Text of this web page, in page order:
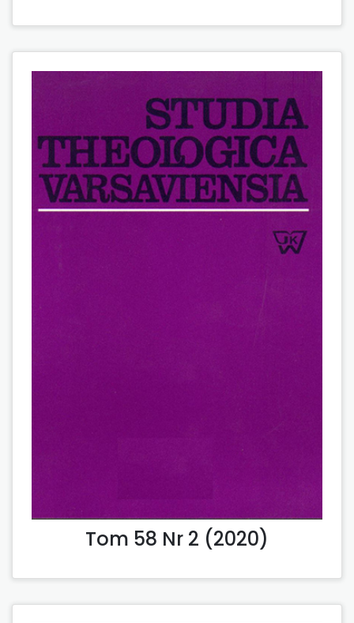
Tom 58 Nr 2 (2020)